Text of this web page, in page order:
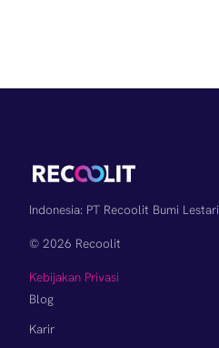
Indonesia: PT Recoolit Bumi Lestari
© 2026 Recoolit
Kebijakan Privasi
Blog
Karir